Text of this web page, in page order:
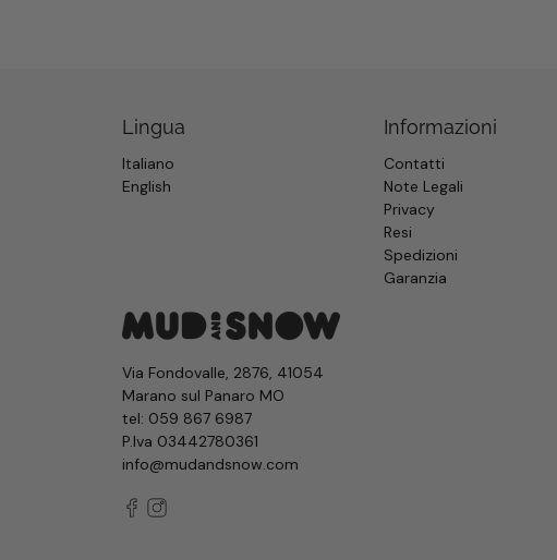
Lingua
Italiano
English
Informazioni
Contatti
Note Legali
Privacy
Resi
Spedizioni
Garanzia
Via Fondovalle, 2876, 41054
Marano sul Panaro MO
tel: 059 867 6987
P.Iva 03442780361
info@mudandsnow.com